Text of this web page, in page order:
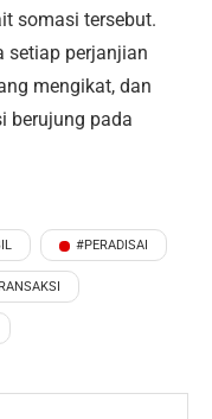
somasi tersebut.
setiap perjanjian
mengikat, dan
berujung pada
#PERADISAI